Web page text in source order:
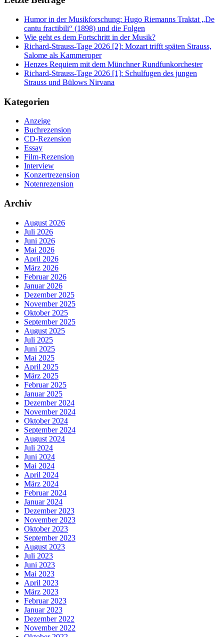
Humor in der Musikforschung: Hugo Riemanns Traktat „De
cantu fractibili“ (1898) und die Folgen
Wie geht es dem Fortschritt in der Musik?
Richard-Strauss-Tage 2026 [2]: Mozart trifft späten Strauss,
Salome als Kammeroper
Henzes Requiem mit dem Münchner Rundfunkorchester
Richard-Strauss-Tage 2026 [1]: Schulfugen des jungen
Strauss und Bülows Nirvana
Kategorien
Anzeige
Buchrezension
CD-Rezension
Essay
Film-Rezension
Interview
Konzertrezension
Notenrezension
Archiv
August 2026
Juli 2026
Juni 2026
Mai 2026
April 2026
März 2026
Februar 2026
Januar 2026
Dezember 2025
November 2025
Oktober 2025
September 2025
August 2025
Juli 2025
Juni 2025
Mai 2025
April 2025
März 2025
Februar 2025
Januar 2025
Dezember 2024
November 2024
Oktober 2024
September 2024
August 2024
Juli 2024
Juni 2024
Mai 2024
April 2024
März 2024
Februar 2024
Januar 2024
Dezember 2023
November 2023
Oktober 2023
September 2023
August 2023
Juli 2023
Juni 2023
Mai 2023
April 2023
März 2023
Februar 2023
Januar 2023
Dezember 2022
November 2022